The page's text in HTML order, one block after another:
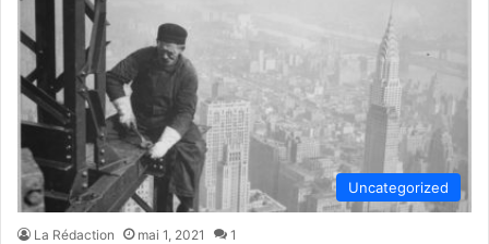
Uncategorized
La Rédaction mai 1, 2021 1